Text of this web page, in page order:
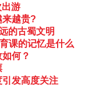
游
来越贵?
的古蜀文明
课的记忆是什么
何？
引发高度关注